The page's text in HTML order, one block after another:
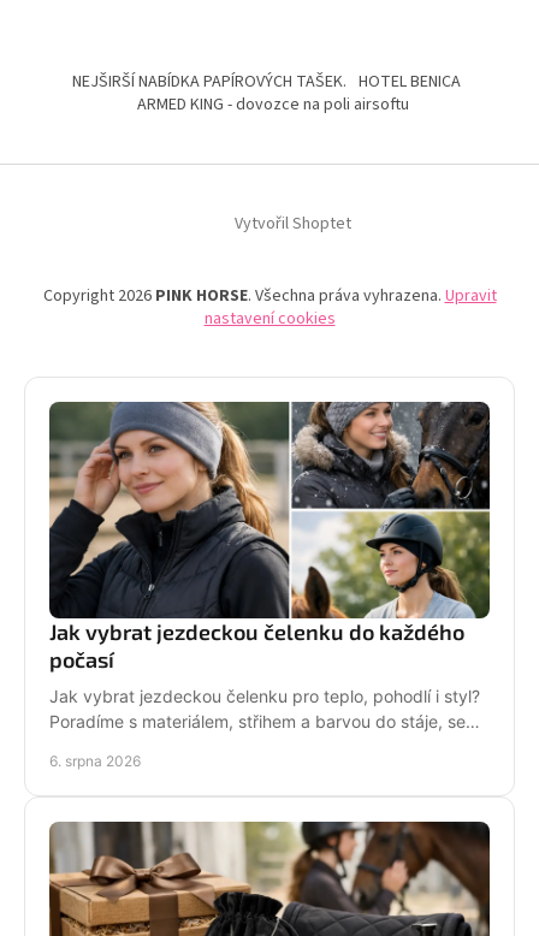
NEJŠIRŠÍ NABÍDKA PAPÍROVÝCH TAŠEK. HOTEL BENICA
ARMED KING - dovozce na poli airsoftu
Vytvořil Shoptet
Copyright 2026 PINK HORSE. Všechna práva vyhrazena.Upravit
nastavení cookies
Jak vybrat jezdeckou čelenku do každého
počasí
Jak vybrat jezdeckou čelenku pro teplo, pohodlí i styl?
Poradíme s materiálem, střihem a barvou do stáje, sedla
6. srpna 2026